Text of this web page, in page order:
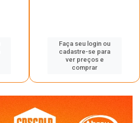
Faça seu login ou
cadastre-se para
ver preços e
comprar